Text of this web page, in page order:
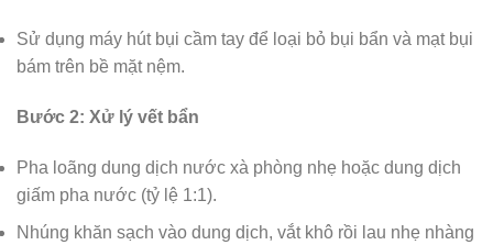
Sử dụng máy hút bụi cầm tay để loại bỏ bụi bẩn và mạt bụi
bám trên bề mặt nệm.
Bước 2: Xử lý vết bẩn
Pha loãng dung dịch nước xà phòng nhẹ hoặc dung dịch
giấm pha nước (tỷ lệ 1:1).
Nhúng khăn sạch vào dung dịch, vắt khô rồi lau nhẹ nhàng